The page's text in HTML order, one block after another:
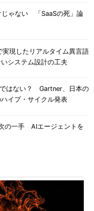
じゃない 「SaaSの死」論
実現したリアルタイム異言語
システム設計の工夫
はない？ Gartner、日本の
イプ・サイクル発表
の一手 AIエージェントを